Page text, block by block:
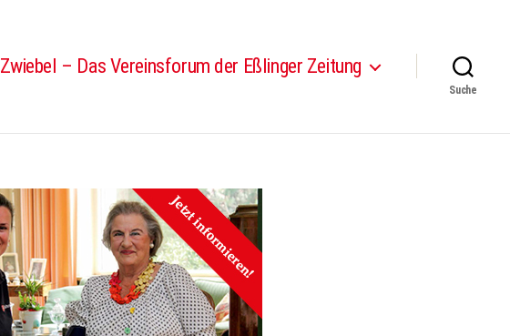
Zwiebel – Das Vereinsforum der Eßlinger Zeitung
Suche